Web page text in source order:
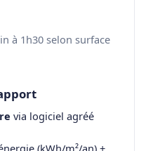
à 1h30 selon surface
via logiciel agréé